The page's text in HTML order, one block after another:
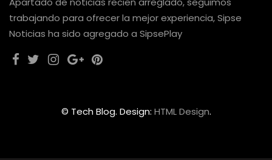
trabajando para ofrecer la mejor experiencia, Sipse
Noticias ha sido agregado a SipsePlay
© Tech Blog. Design: HTML Design.